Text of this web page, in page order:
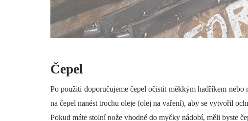
Čepel
Po použití doporučujeme čepel očistit měkkým hadříkem
na čepel nanést trochu oleje (olej na vaření), aby se vytvořil
Pokud máte stolní nože vhodné do myčky nádobí, měli byste